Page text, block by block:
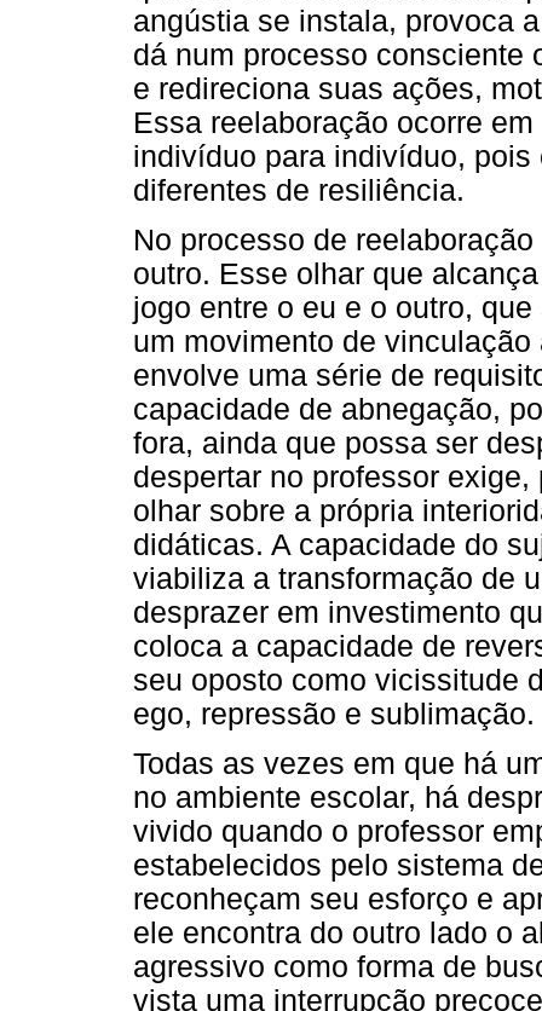
angústia se instala, provoca
dá num processo consciente
e redireciona suas ações,
Essa reelaboração ocorre
indivíduo para indivíduo,
diferentes de resiliência.
No processo de
outro. Esse olhar que
jogo entre o eu e o outro,
um movimento de
envolve uma série de
capacidade de abnegação,
fora, ainda que possa ser
despertar no professor
olhar sobre a própria
didáticas. A capacidade do
viabiliza a transformação de
desprazer em investimento
coloca a capacidade de
seu oposto como vicissitude
ego, repressão e sublimação.
Todas as vezes em que há
no ambiente escolar, há
vivido quando o professor
estabelecidos pelo sistema
reconheçam seu esforço e
ele encontra do outro lado o
agressivo como forma de
vista uma interrupção